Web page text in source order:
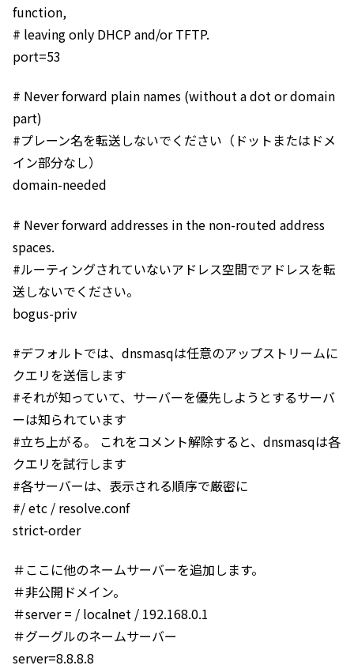
function,
# leaving only DHCP and/or TFTP.
port=53
# Never forward plain names (without a dot or domain
part)
#プレーン名を転送しないでください（ドットまたはドメ
イン部分なし）
domain-needed
# Never forward addresses in the non-routed address
spaces.
#ルーティングされていないアドレス空間でアドレスを転
送しないでください。
bogus-priv
#デフォルトでは、dnsmasqは任意のアップストリームに
クエリを送信します
#それが知っていて、サーバーを優先しようとするサーバ
ーは知られています
#立ち上がる。 これをコメント解除すると、dnsmasqは各
クエリを試行します
#各サーバーは、表示される順序で厳密に
#/ etc / resolve.conf
strict-order
＃ここに他のネームサーバーを追加します。
＃非公開ドメイン。
＃server = / localnet / 192.168.0.1
＃グーグルのネームサーバー
server=8.8.8.8